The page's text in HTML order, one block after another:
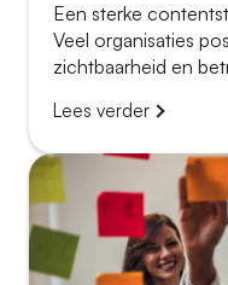
Een sterke
Veel organisaties
zichtbaarheid en
consistentie.
Lees verder